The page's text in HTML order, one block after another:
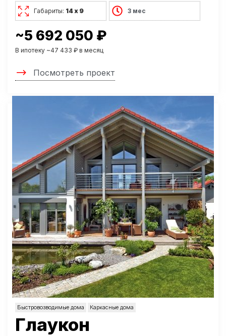
Габариты: 14 х 9 3 мес
~5 692 050 ₽
В ипотеку ~47 433 ₽ в месяц
Посмотреть проект
Быстровозводимые дома Каркасные дома
Глаукон